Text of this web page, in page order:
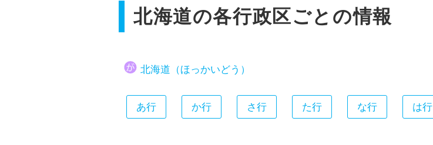
三重県
長崎県
宮崎県
鹿児島県
沖縄県
北海道の各行政区ごとの情報
北海道（ほっかいどう）
あ行 か行 さ行 た行 な行 は行